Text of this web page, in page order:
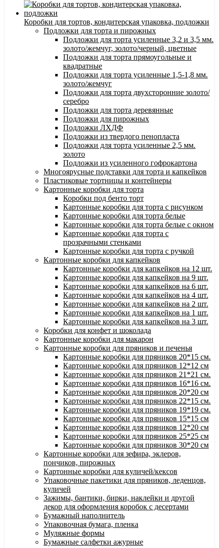
Коробки для тортов, кондитерская упаковка, подложки
Подложки для торта и пирожных
Подложки для торта усиленные 3,2 и 3,5 мм.
золото/жемчуг, золото/черный, цветные
Подложки для торта прямоугольные и
квадратные
Подложки для торта усиленные 1,5-1,8 мм.
золото/жемчуг
Подложки для торта двухсторонние золото/
серебро
Подложки для торта деревянные
Подложки для пирожных
Подложки ЛХДФ
Подложки из твердого пенопласта
Подложки для торта усиленные 2,5 мм.
золото
Подложки из усиленного гофрокартона
Многоярусные подставки для торта и капкейков
Пластиковые тортницы и контейнеры
Картонные коробки для торта
Коробки под бенто торт
Картонные коробки для торта с рисунком
Картонные коробки для торта белые
Картонные коробки для торта белые с окном
Картонные коробки для торта с
прозрачными стенками
Картонные коробки для торта с ручкой
Картонные коробки для капкейков
Картонные коробки для капкейков на 12 шт.
Картонные коробки для капкейков на 9 шт.
Картонные коробки для капкейков на 6 шт.
Картонные коробки для капкейков на 4 шт.
Картонные коробки для капкейков на 2 шт.
Картонные коробки для капкейков на 1 шт.
Картонные коробки для капкейков на 3 шт.
Коробки для конфет и шоколада
Картонные коробки для макарон
Картонные коробки для пряников и печенья
Картонные коробки для пряников 20*15 см.
Картонные коробки для пряников 12*12 см
Картонные коробки для пряников 21*21 см.
Картонные коробки для пряников 16*16 см.
Картонные коробки для пряников 20*20 см
Картонные коробки для пряников 22*15 см.
Картонные коробки для пряников 19*19 см.
Картонные коробки для пряников 15*15 см
Картонные коробки для пряников 12*20 см
Картонные коробки для пряников 25*25 см
Картонные коробки для пряников 30*20 см
Картонные коробки для зефира, эклеров,
пончиков, пирожных
Картонные коробки для куличей/кексов
Упаковочные пакетики для пряников, леденцов,
куличей
Зажимы, бантики, бирки, наклейки и другой
декор для оформления коробок с десертами
Бумажный наполнитель
Упаковочная бумага, пленка
Муляжные формы
Бумажные салфетки ажурные